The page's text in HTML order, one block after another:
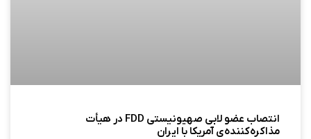
انتصاب عضو لابی صهیونیستی FDD در هیأت
مذاکره‌کننده‌ی آمریکا با ایران